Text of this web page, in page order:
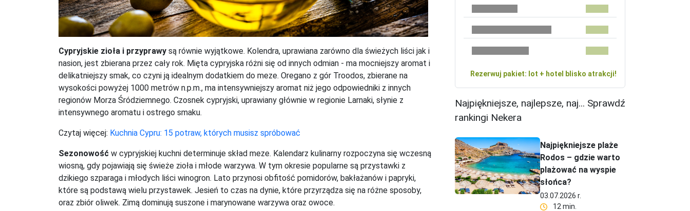
Cypryjskie zioła i przyprawy są równie wyjątkowe. Kolendra, uprawiana zarówno dla świeżych liści jak i
nasion, jest zbierana przez cały rok. Mięta cypryjska różni się od innych odmian - ma mocniejszy aromat i
delikatniejszy smak, co czyni ją idealnym dodatkiem do meze. Oregano z gór Troodos, zbierane na
wysokości powyżej 1000 metrów n.p.m., ma intensywniejszy aromat niż jego odpowiedniki z innych
regionów Morza Śródziemnego. Czosnek cypryjski, uprawiany głównie w regionie Larnaki, słynie z
intensywnego aromatu i ostrego smaku.
Czytaj więcej: Kuchnia Cypru: 15 potraw, których musisz spróbować
Sezonowość w cypryjskiej kuchni determinuje skład meze. Kalendarz kulinarny rozpoczyna się wczesną
wiosną, gdy pojawiają się świeże zioła i młode warzywa. W tym okresie popularne są przystawki z
dzikiego szparaga i młodych liści winogron. Lato przynosi obfitość pomidorów, bakłażanów i papryki,
które są podstawą wielu przystawek. Jesień to czas na dynie, które przyrządza się na różne sposoby,
oraz zbiór oliwek. Zimą dominują suszone i marynowane warzywa oraz owoce.
Rezerwuj pakiet: lot + hotel blisko atrakcji!
Najpiękniejsze, najlepsze, naj... Sprawdź
rankingi Nekera
Najpiękniejsze plaże
Rodos – gdzie warto
plażować na wyspie
słońca?
03.07.2026 r.
12 min.